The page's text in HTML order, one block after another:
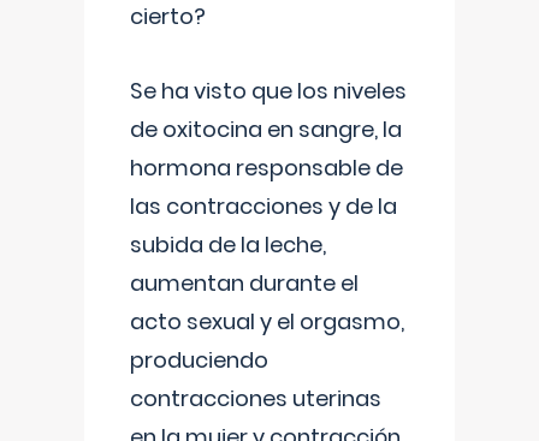
cierto?
Se ha visto que los niveles
de oxitocina en sangre, la
hormona responsable de
las contracciones y de la
subida de la leche,
aumentan durante el
acto sexual y el orgasmo,
produciendo
contracciones uterinas